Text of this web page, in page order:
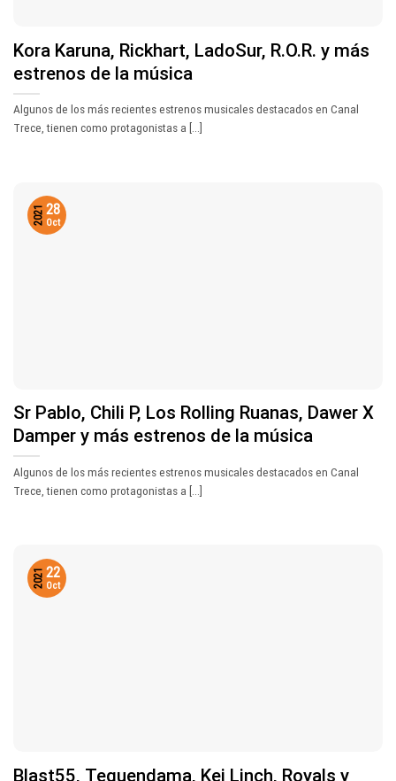
Kora Karuna, Rickhart, LadoSur, R.O.R. y más
estrenos de la música
Algunos de los más recientes estrenos musicales destacados en Canal
Trece, tienen como protagonistas a [...]
Sr Pablo, Chili P, Los Rolling Ruanas, Dawer X
Damper y más estrenos de la música
Algunos de los más recientes estrenos musicales destacados en Canal
Trece, tienen como protagonistas a [...]
28
Oct
2021
Blast55, Tequendama, Kei Linch, Royals y
22
Oct
2021